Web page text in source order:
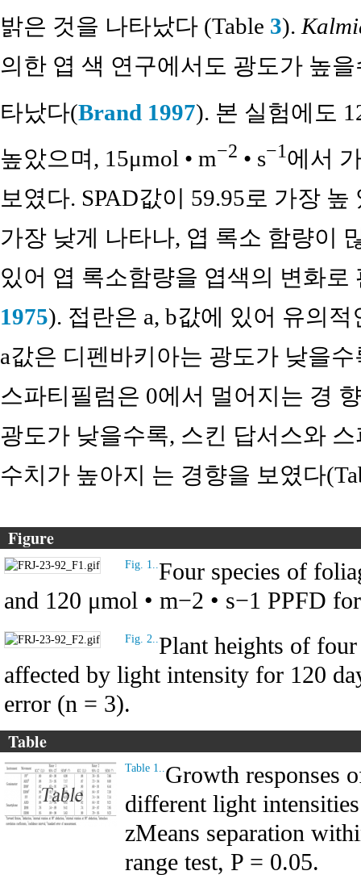
밝은 것을 나타났다 (Table 3).
의한 엽 색 연구에서도 광도가 높
타났다(Brand 1997). 본 실험에도
높았으며, 15μmol • m−2 • s−1에서
보였다. SPAD값이 59.95로 가장
가장 낮게 나타나, 엽 록소 함량이
있어 엽 록소함량을 엽색의 변화로
1975). 접란은 a, b값에 있어 유의
a값은 디펜바키아는 광도가 낮을
스파티필럼은 0에서 멀어지는 경
광도가 낮을수록, 스킨 답서스와
수치가 높아지 는 경향을 보였다
Figure
Fig. 1.. Four species of
and 120 μmol • m−2 • s−1 PPFD
Fig. 2.. Plant heights of
affected by light intensity for 120
error (n = 3).
Table
Table 1.. Growth responses
different light intensities
zMeans separation
range test, P = 0.05.